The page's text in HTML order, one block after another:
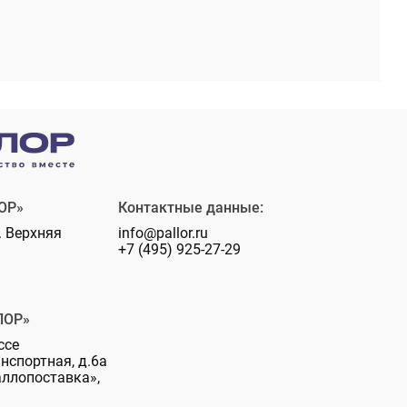
Верхняя
д.6а
Контактные данные:
info@pallor.ru
+7 (495) 925-27-29